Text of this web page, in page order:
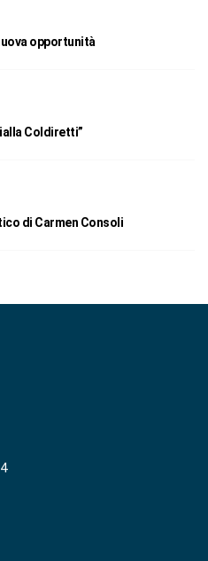
opportunità
Coldiretti”
di Carmen Consoli